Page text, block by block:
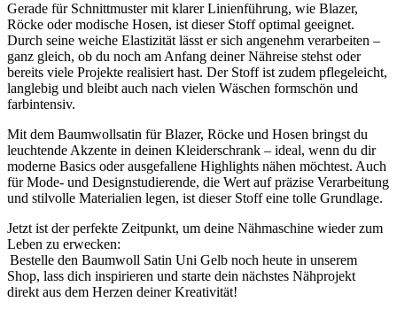
Gerade für Schnittmuster mit klarer Linienführung, wie Blazer,
Röcke oder modische Hosen, ist dieser Stoff optimal geeignet.
Durch seine weiche Elastizität lässt er sich angenehm verarbeiten –
ganz gleich, ob du noch am Anfang deiner Nähreise stehst oder
bereits viele Projekte realisiert hast. Der Stoff ist zudem pflegeleicht,
langlebig und bleibt auch nach vielen Wäschen formschön und
farbintensiv.
Mit dem Baumwollsatin für Blazer, Röcke und Hosen bringst du
leuchtende Akzente in deinen Kleiderschrank – ideal, wenn du dir
moderne Basics oder ausgefallene Highlights nähen möchtest. Auch
für Mode- und Designstudierende, die Wert auf präzise Verarbeitung
und stilvolle Materialien legen, ist dieser Stoff eine tolle Grundlage.
Jetzt ist der perfekte Zeitpunkt, um deine Nähmaschine wieder zum
Leben zu erwecken:
Bestelle den Baumwoll Satin Uni Gelb noch heute in unserem
Shop, lass dich inspirieren und starte dein nächstes Nähprojekt
direkt aus dem Herzen deiner Kreativität!